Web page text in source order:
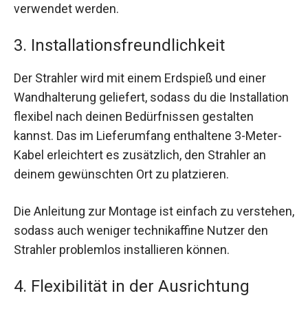
verwendet werden.
3. Installationsfreundlichkeit
Der Strahler wird mit einem Erdspieß und einer
Wandhalterung geliefert, sodass du die Installation
flexibel nach deinen Bedürfnissen gestalten
kannst. Das im Lieferumfang enthaltene 3-Meter-
Kabel erleichtert es zusätzlich, den Strahler an
deinem gewünschten Ort zu platzieren.
Die Anleitung zur Montage ist einfach zu verstehen,
sodass auch weniger technikaffine Nutzer den
Strahler problemlos installieren können.
4. Flexibilität in der Ausrichtung